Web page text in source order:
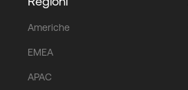
Americhe
EMEA
APAC